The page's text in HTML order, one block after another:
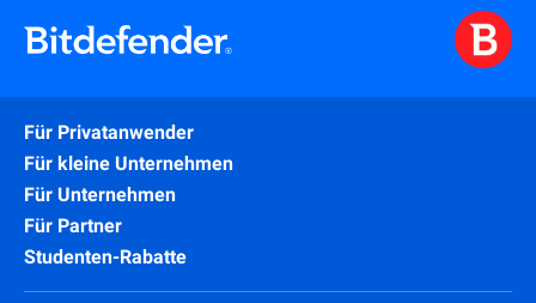
Für Privatanwender
Für kleine Unternehmen
Für Unternehmen
Für Partner
Studenten-Rabatte